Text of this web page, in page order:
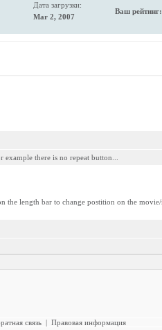
Дата загрузки:
Mar 2, 2007
Ваш рейтинг:
there is no repeat button...
the length bar to change postition on the
связь | Правовая информация